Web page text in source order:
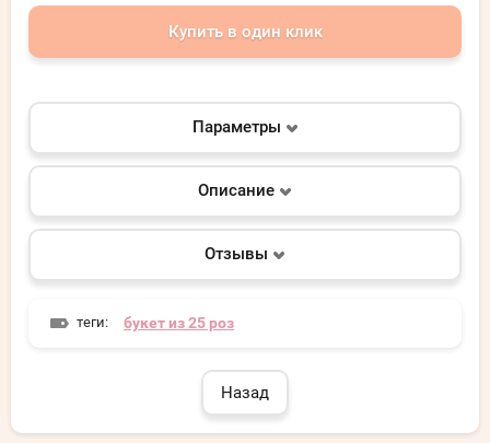
Купить в один клик
Параметры
Описание
Отзывы
теги: букет из 25 роз
Назад